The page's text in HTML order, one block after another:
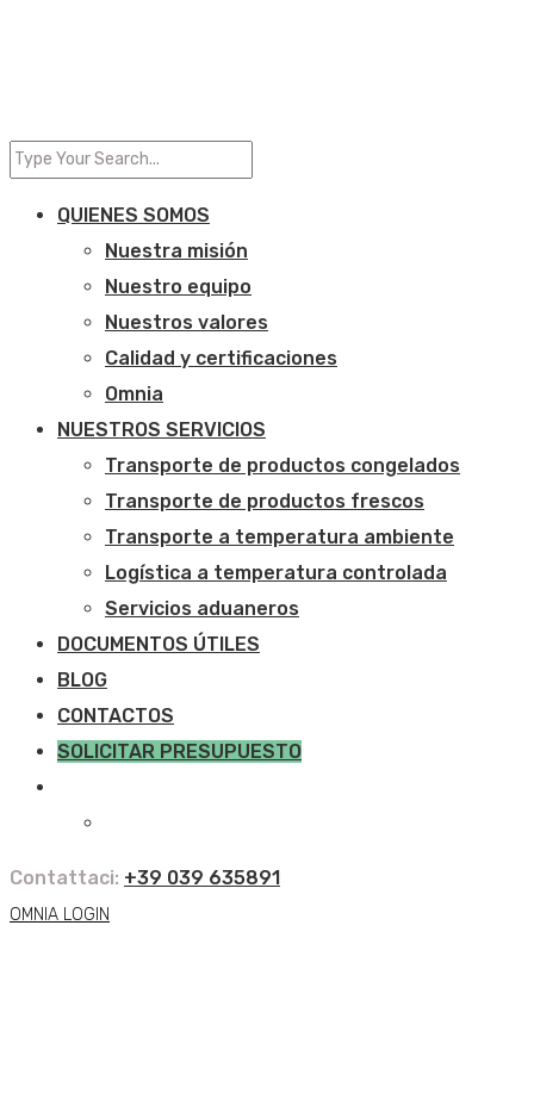
QUIENES SOMOS
Nuestra misión
Nuestro equipo
Nuestros valores
Calidad y certificaciones
Omnia
NUESTROS SERVICIOS
Transporte de productos congelados
Transporte de productos frescos
Transporte a temperatura ambiente
Logística a temperatura controlada
Servicios aduaneros
DOCUMENTOS ÚTILES
BLOG
CONTACTOS
SOLICITAR PRESUPUESTO
Contattaci: +39 039 635891
OMNIA LOGIN